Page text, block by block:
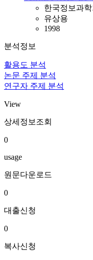
한국정보과학
유상용
1998
분석정보
활용도 분석
논문 주제 분석
연구자 주제 분석
View
상세정보조회
0
usage
원문다운로드
0
대출신청
0
복사신청